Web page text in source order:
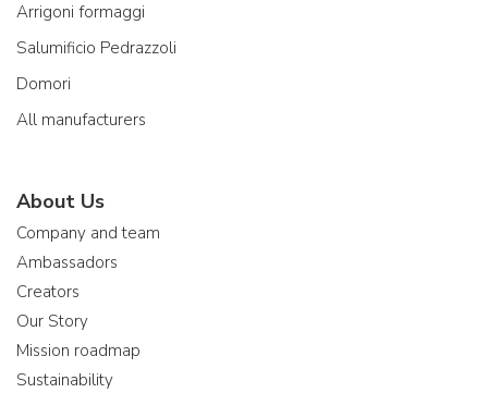
Arrigoni formaggi
Salumificio Pedrazzoli
Domori
All manufacturers
About Us
Company and team
Ambassadors
Creators
Our Story
Mission roadmap
Sustainability